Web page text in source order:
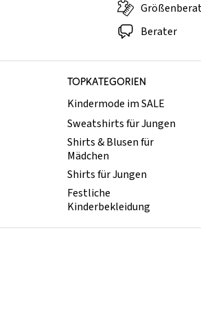
Berater
TOPKATEGORIEN
Kindermode im SALE
Sweatshirts für Jungen
Shirts & Blusen für
Mädchen
Shirts für Jungen
Festliche
Kinderbekleidung